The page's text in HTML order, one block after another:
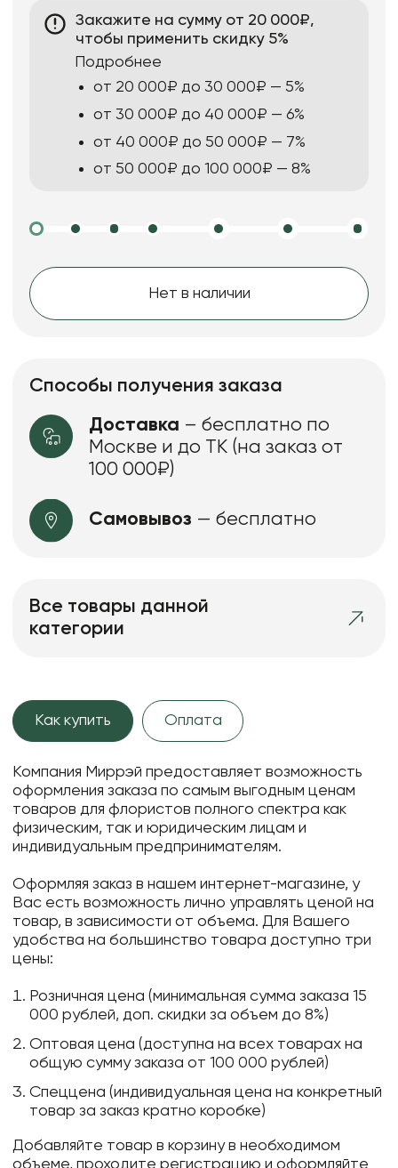
Закажите на сумму от 20 000₽,
чтобы применить скидку 5%
Подробнее
от 20 000₽ до 30 000₽ — 5%
от 30 000₽ до 40 000₽ — 6%
от 40 000₽ до 50 000₽ — 7%
от 50 000₽ до 100 000₽ — 8%
Нет в наличии
Способы получения заказа
Доставка – бесплатно по
Москве и до ТК (на заказ от
100 000₽)
Самовывоз — бесплатно
Все товары данной
категории
Как купить Оплата
Компания Миррэй предоставляет возможность
оформления заказа по самым выгодным ценам
товаров для флористов полного спектра как
физическим, так и юридическим лицам и
индивидуальным предпринимателям.
Оформляя заказ в нашем интернет-магазине, у
Вас есть возможность лично управлять ценой на
товар, в зависимости от объема. Для Вашего
удобства на большинство товара доступно три
цены:
Розничная цена (минимальная сумма заказа 15
000 рублей, доп. скидки за объем до 8%)
Оптовая цена (доступна на всех товарах на
общую сумму заказа от 100 000 рублей)
Спеццена (индивидуальная цена на конкретный
товар за заказ кратно коробке)
Добавляйте товар в корзину в необходимом
объеме, проходите регистрацию и оформляйте